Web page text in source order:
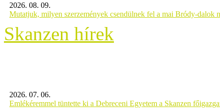
2026. 08. 09.
Mutatjuk, milyen szerzemények csendülnek fel a mai Bródy-dalok
Skanzen hírek
2026. 07. 06.
Emlékéremmel tüntette ki a Debreceni Egyetem a Skanzen